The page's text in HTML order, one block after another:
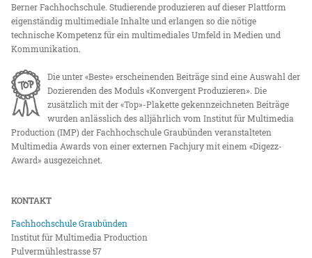
Berner Fachhochschule. Studierende produzieren auf dieser Plattform
eigenständig multimediale Inhalte und erlangen so die nötige
technische Kompetenz für ein multimediales Umfeld in Medien und
Kommunikation.
Die unter «Beste» erscheinenden Beiträge sind eine Auswahl der
Dozierenden des Moduls «Konvergent Produzieren». Die
zusätzlich mit der «Top»-Plakette gekennzeichneten Beiträge
wurden anlässlich des alljährlich vom Institut für Multimedia
Production (IMP) der Fachhochschule Graubünden veranstalteten
Multimedia Awards von einer externen Fachjury mit einem «Digezz-
Award» ausgezeichnet.
KONTAKT
Fachhochschule Graubünden
Institut für Multimedia Production
Pulvermühlestrasse 57